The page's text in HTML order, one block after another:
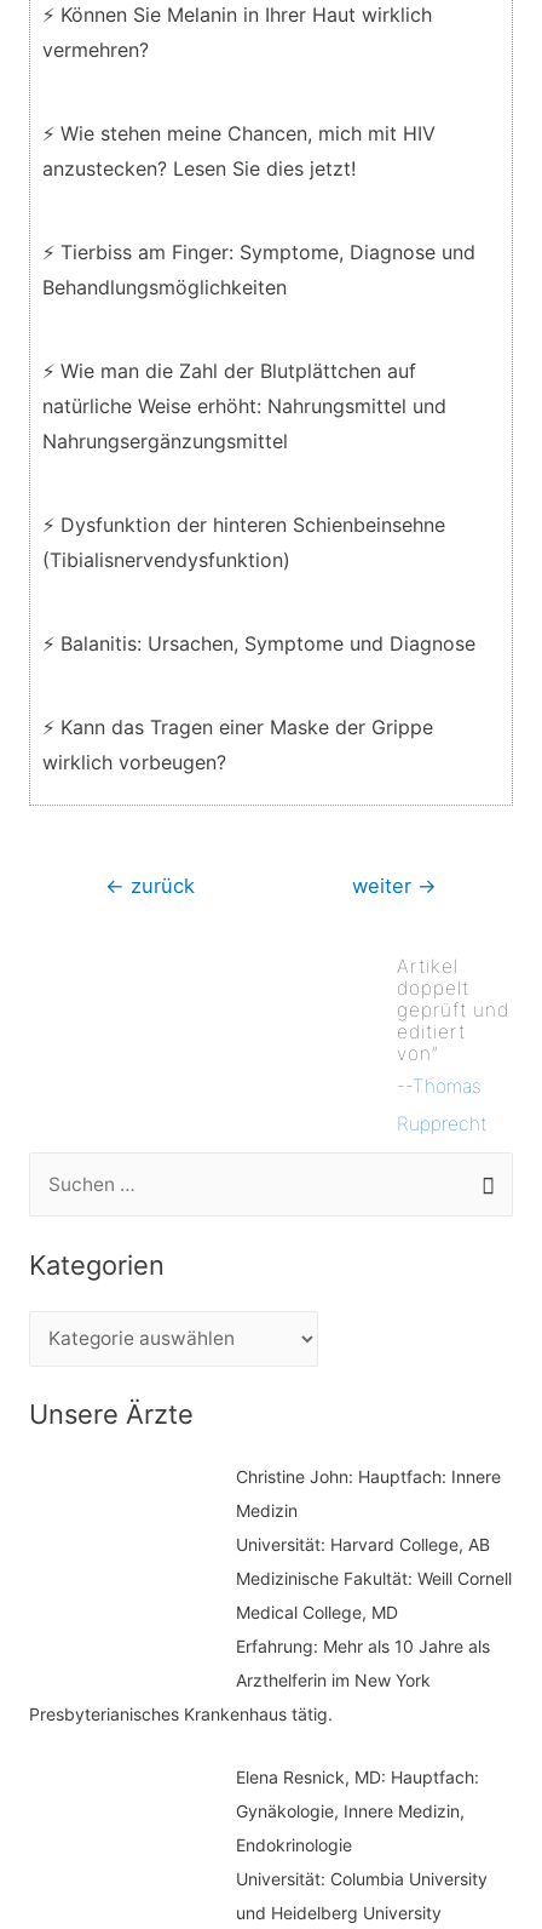
⚡ Können Sie Melanin in Ihrer Haut wirklich
vermehren?
⚡ Wie stehen meine Chancen, mich mit HIV
anzustecken? Lesen Sie dies jetzt!
⚡ Tierbiss am Finger: Symptome, Diagnose und
Behandlungsmöglichkeiten
⚡ Wie man die Zahl der Blutplättchen auf
natürliche Weise erhöht: Nahrungsmittel und
Nahrungsergänzungsmittel
⚡ Dysfunktion der hinteren Schienbeinsehne
(Tibialisnervendysfunktion)
⚡ Balanitis: Ursachen, Symptome und Diagnose
⚡ Kann das Tragen einer Maske der Grippe
wirklich vorbeugen?
Beitragsnavigation
← zurück weiter →
Artikel
doppelt
geprüft und
editiert
von”
--Thomas
Rupprecht
Kategorien
tUnsere Ärzte
Christine John: Hauptfach: Innere
Medizin
Universität: Harvard College, AB
Medizinische Fakultät: Weill Cornell
Medical College, MD
Erfahrung: Mehr als 10 Jahre als
Arzthelferin im New York
Presbyterianisches Krankenhaus tätig.
Elena Resnick, MD: Hauptfach:
Gynäkologie, Innere Medizin,
Endokrinologie
Universität: Columbia University
und Heidelberg University